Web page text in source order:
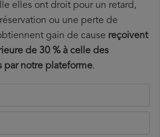
elles ont droit pour un retard,
ou une perte de
gain de cause reçoivent
de 30 % à celle des
par notre plateforme.